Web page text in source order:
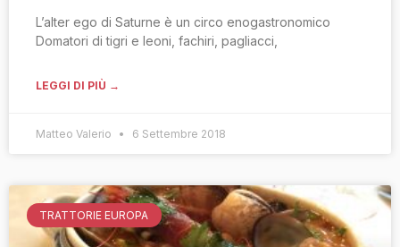
L’alter ego di Saturne è un circo enogastronomico
Domatori di tigri e leoni, fachiri, pagliacci,
LEGGI DI PIÙ →
Matteo Valerio 6 Settembre 2018
TRATTORIE EUROPA